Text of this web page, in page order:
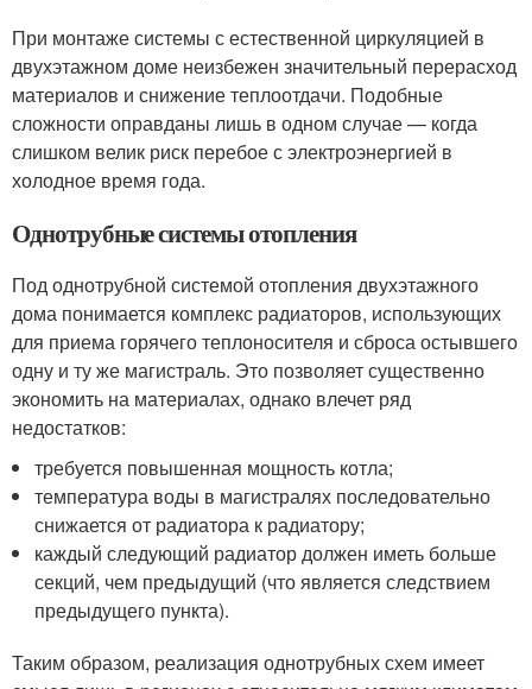
При монтаже системы с естественной циркуляцией в
двухэтажном доме неизбежен значительный перерасход
материалов и снижение теплоотдачи. Подобные
сложности оправданы лишь в одном случае — когда
слишком велик риск перебое с электроэнергией в
холодное время года.
Однотрубные системы отопления
Под однотрубной системой отопления двухэтажного
дома понимается комплекс радиаторов, использующих
для приема горячего теплоносителя и сброса остывшего
одну и ту же магистраль. Это позволяет существенно
экономить на материалах, однако влечет ряд
недостатков:
требуется повышенная мощность котла;
температура воды в магистралях последовательно
снижается от радиатора к радиатору;
каждый следующий радиатор должен иметь больше
секций, чем предыдущий (что является следствием
предыдущего пункта).
Таким образом, реализация однотрубных схем имеет